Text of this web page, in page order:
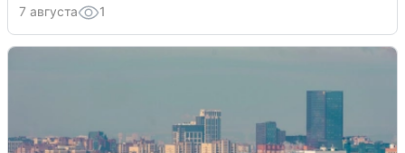
7 августа 1